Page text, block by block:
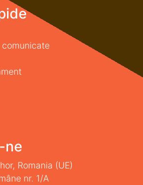
ne
Romania (UE)
nr. 1/A